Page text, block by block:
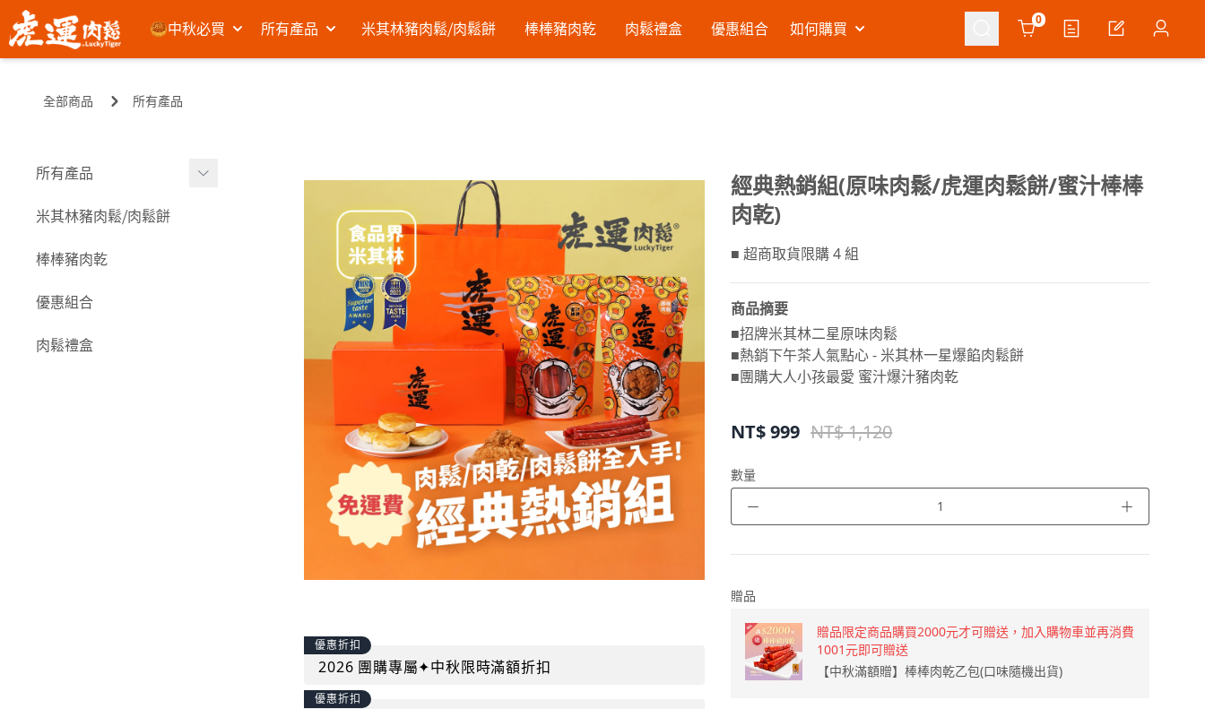
🥮中秋必買 所有產品 米其林豬肉鬆⧸肉鬆餅 棒棒豬肉乾 肉鬆禮盒 優惠組合 如何購買 Cart0
全部商品 所有產品
所有產品
米其林豬肉鬆⧸肉鬆餅
棒棒豬肉乾
米其林豬肉鬆⧸肉鬆餅
棒棒豬肉乾
優惠組合
肉鬆禮盒
優惠折扣
2026 團購專屬✦中秋限時滿額折扣
優惠折扣
經典熱銷組(原味肉鬆/虎運肉鬆餅/蜜汁棒棒
肉乾)
■ 超商取貨限購 4 組
商品摘要
■招牌米其林二星原味肉鬆
■熱銷下午茶人氣點心 - 米其林一星爆餡肉鬆餅
■團購大人小孩最愛 蜜汁爆汁豬肉乾
NT$999 NT$ 1,120
數量
－ ＋
贈品
贈品限定商品購買2000元才可贈送，加入購物車並再消費
1001元即可贈送
【中秋滿額贈】棒棒肉乾乙包(口味隨機出貨)